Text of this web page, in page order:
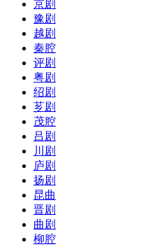
京剧
豫剧
越剧
秦腔
评剧
粤剧
绍剧
芗剧
茂腔
吕剧
川剧
庐剧
扬剧
昆曲
晋剧
曲剧
柳腔